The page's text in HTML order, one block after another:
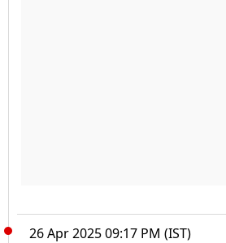
26 Apr 2025 09:17 PM (IST)